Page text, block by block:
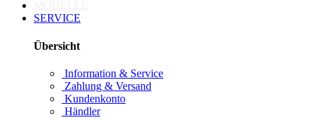
SERVICE
Übersicht
Information & Service
Zahlung & Versand
Kundenkonto
Händler